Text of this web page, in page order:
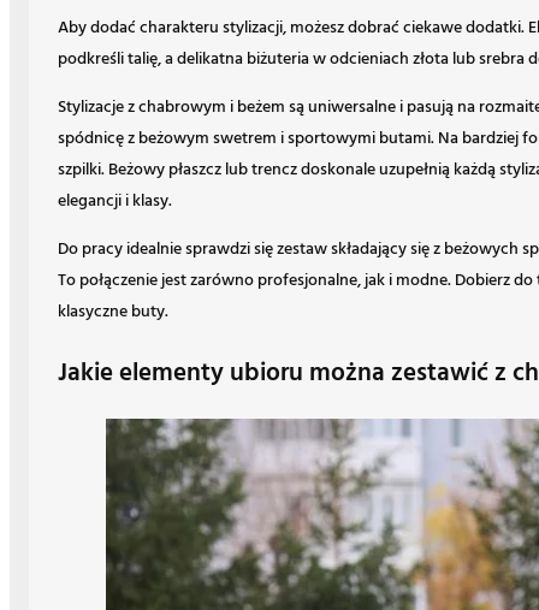
Aby dodać charakteru stylizacji, możesz dobrać ciekawe dodatki.
podkreśli talię, a delikatna biżuteria w odcieniach złota lub srebra
Stylizacje z chabrowym i beżem są uniwersalne i pasują na
spódnicę z beżowym swetrem i sportowymi butami. Na bardziej
szpilki. Beżowy płaszcz lub trencz doskonale uzupełnią każdą
elegancji i klasy.
Do pracy idealnie sprawdzi się zestaw składający się z
To połączenie jest zarówno profesjonalne, jak i modne. Dobierz
klasyczne buty.
Jakie elementy ubioru można zestawić z